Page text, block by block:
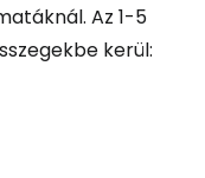
Az 1-5
kerül: